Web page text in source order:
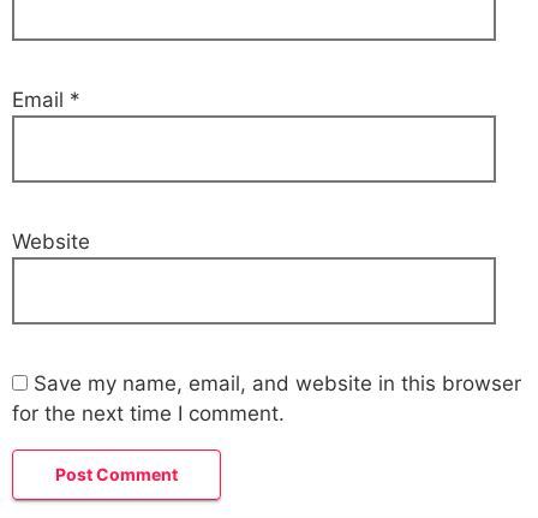
Email *
Website
Save my name, email, and website in this browser
for the next time I comment.